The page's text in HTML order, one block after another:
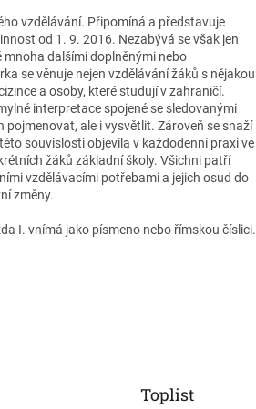
vzdělávání. Připomíná a představuje
od 1. 9. 2016. Nezabývá se však jen
mnoha dalšími doplněnými nebo
se věnuje nejen vzdělávání žáků s nějakou
a osoby, které studují v zahraničí.
interpretace spojené se sledovanými
pojmenovat, ale i vysvětlit. Zároveň se snaží
souvislosti objevila v každodenní praxi ve
žáků základní školy. Všichni patří
vzdělávacími potřebami a jejich osud do
změny.
I. vnímá jako písmeno nebo římskou číslici.
Toplist